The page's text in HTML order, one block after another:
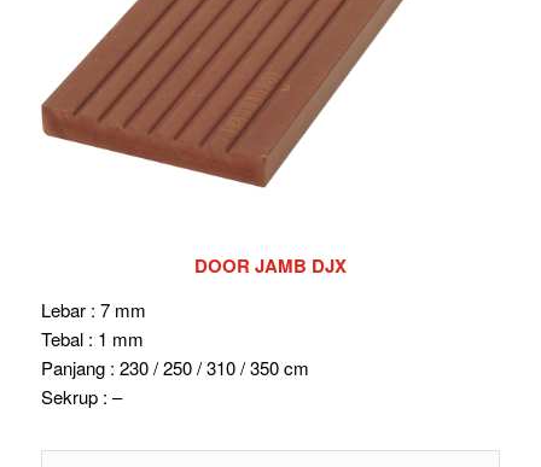
DOOR JAMB DJX
Lebar : 7 mm
Tebal : 1 mm
Panjang : 230 / 250 / 310 / 350 cm
Sekrup : –